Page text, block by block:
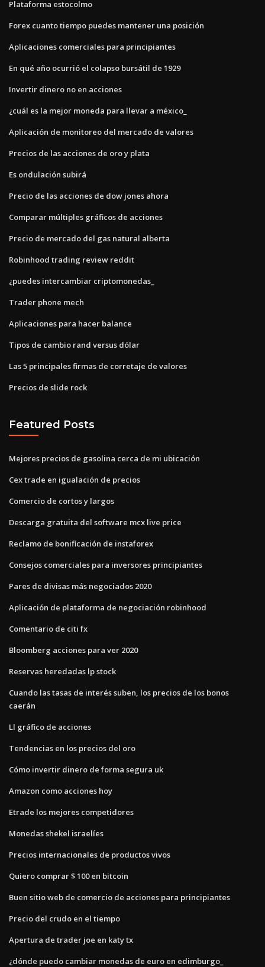
Plataforma estocolmo
Forex cuanto tiempo puedes mantener una posición
Aplicaciones comerciales para principiantes
En qué año ocurrió el colapso bursátil de 1929
Invertir dinero no en acciones
¿cuál es la mejor moneda para llevar a méxico_
Aplicación de monitoreo del mercado de valores
Precios de las acciones de oro y plata
Es ondulación subirá
Precio de las acciones de dow jones ahora
Comparar múltiples gráficos de acciones
Precio de mercado del gas natural alberta
Robinhood trading review reddit
¿puedes intercambiar criptomonedas_
Trader phone mech
Aplicaciones para hacer balance
Tipos de cambio rand versus dólar
Las 5 principales firmas de corretaje de valores
Precios de slide rock
Featured Posts
Mejores precios de gasolina cerca de mi ubicación
Cex trade en igualación de precios
Comercio de cortos y largos
Descarga gratuita del software mcx live price
Reclamo de bonificación de instaforex
Consejos comerciales para inversores principiantes
Pares de divisas más negociados 2020
Aplicación de plataforma de negociación robinhood
Comentario de citi fx
Bloomberg acciones para ver 2020
Reservas heredadas lp stock
Cuando las tasas de interés suben, los precios de los bonos
caerán
Ll gráfico de acciones
Tendencias en los precios del oro
Cómo invertir dinero de forma segura uk
Amazon como acciones hoy
Etrade los mejores competidores
Monedas shekel israelíes
Precios internacionales de productos vivos
Quiero comprar $ 100 en bitcoin
Buen sitio web de comercio de acciones para principiantes
Precio del crudo en el tiempo
Apertura de trader joe en katy tx
¿dónde puedo cambiar monedas de euro en edimburgo_